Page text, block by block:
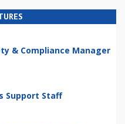
& Compliance Manager
Support Staff